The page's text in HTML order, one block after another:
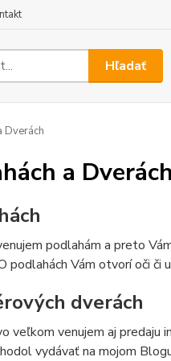
Hľadať
Dverách
a Dverách
podlahám a preto
podlahách Vám otvorí oči
dverách
veľkom venujem aj
vydávať na mojom